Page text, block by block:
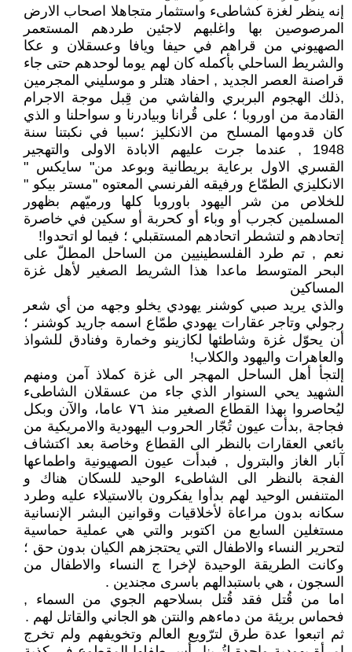
إنه ينظر لغزة كشاطىء واستثمار متجاهلا اصحاب الارض
المرصوصين بها واغلبهم لاجئين طردهم المستعمر
الصهيوني من قراهم في حيفا ويافا وعسقلان و عكا
والشريط الساحلي بأكمله كان لهم يوما لوحدهم حتى جاء
قراصنة العصر الجديد , احفاد هتلر و موسليني المجرمين
,ذلك الهجوم البربري والفاشي من قِبل موجة الاجرام
القادمة من اوروبا ؛ على قُرانا وبيادرنا و سواحلنا و الذي
كان قدومها المسلح من الانكليز ؛سببا في نكبتنا سنة
1948 , عندما جرت عليهم الابادة الاولى والتهجير
القسري الاول برعاية بريطانية وبوعد من" سايكس "
الانكليزي الطمّاع ورفيقه الفرنسي المعتوه "مستر بيكو "
للخلاص من شر اليهود باوروبا كلها ورميّهم بظهور
المسلمين كجرب أو وباء أو كحربة أو سكين في خاصرة
إتحادهم و لتشطر اتحادهم المستقبلي ؛ فيما لو اتحدوا!
نعم , تم طرد الفلسطينيين من الساحل المطلّ على
البحر المتوسط ماعدا هذا الشريط الصغير لأهل غزة
المساكين
والذي يريد صبي كوشنر يهودي يخلو وجهه من أي شعر
رجولي وتاجر عقارات يهودي طمّاع اسمه جاريد كوشنر ؛
أن يحوّل غزة وشاطئها لكازينو وخمارة وفنادق للشواذ
والعاهرات واليهود والكلاب!
إلتجأ أهل الساحل المهجر الى غزة كملاذ آمن ومنهم
الشهيد يحي السنوار الذي جاء من عسقلان الشاطىء
ليُحاصروا بهذا القطاع الصغير منذ ٧٦ عاما، والآن وبكل
فجاجة ,بدأت عيون تُجّار الحروب اليهودية والامريكية من
بائعي العقارات بالنظر الى القطاع وخاصة بعد اكتشاف
آبار الغاز والبترول , فبدأت عيون الصهيونية واطماعها
الفجة بالنظر الى الشاطىء الوحيد للسكان هناك و
المتنفس الوحيد لهم بدأوا يفكرون بالاستيلاء عليه وطرد
سكانه بدون مراعاة لأخلاقيات وقوانين البشر الإنسانية
مستغلين السابع من اكتوبر والتي هي عملية حماسية
لتحرير النساء والاطفال التي يحتجزهم الكيان بدون حق ؛
وكانت الطريقة الوحيدة لإخرا ج النساء والاطفال من
السجون ، هي باستبدالهم باسرى مجندين .
اما من قُتل فقد قُتل بسلاحهم الجوي من السماء ,
فحماس بريئة من دماءهم والنتن هو الجاني والقاتل لهم .
ثم اتبعوا عدة طرق لترّويع العالم وتخويفهم ولم تخرج